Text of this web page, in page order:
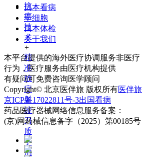
抗
癌
技
术
+
精
准
放
疗
射
波
刀
质
子
治
日本看病
干细胞
日本体检
关于我们
本平台提供的海外医疗协调服务非医疗
行为，医疗服务由医疗机构提供
有疑问可免费咨询医学顾问
Copyright© 北京医伴旅 版权所有医伴旅
京ICP备17022811号-3出国看病
药品医疗器械网络信息服务备案：
(京)网药械信息备字（2025）第00185号